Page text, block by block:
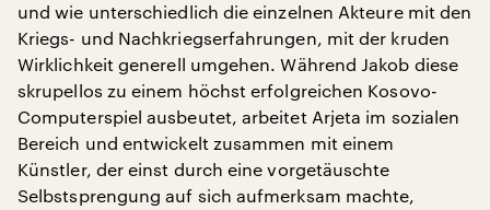
und wie unterschiedlich die einzelnen Akteure mit den
Kriegs- und Nachkriegserfahrungen, mit der kruden
Wirklichkeit generell umgehen. Während Jakob diese
skrupellos zu einem höchst erfolgreichen Kosovo-
Computerspiel ausbeutet, arbeitet Arjeta im sozialen
Bereich und entwickelt zusammen mit einem
Künstler, der einst durch eine vorgetäuschte
Selbstsprengung auf sich aufmerksam machte,